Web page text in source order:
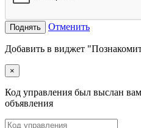
Поднять Отменить
Добавить в виджет
×
Код управления был выслан
объявления